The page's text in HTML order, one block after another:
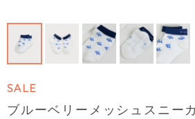
SALE
ブルーベリーメッシュスニー